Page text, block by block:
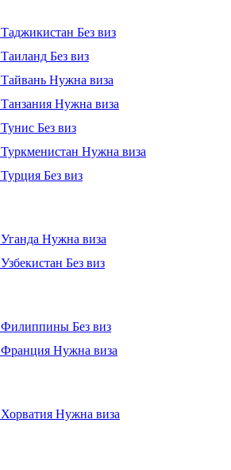
Таджикистан Без виз
Таиланд Без виз
Тайвань Нужна виза
Танзания Нужна виза
Тунис Без виз
Туркменистан Нужна виза
Турция Без виз
Уганда Нужна виза
Узбекистан Без виз
Филиппины Без виз
Франция Нужна виза
Хорватия Нужна виза